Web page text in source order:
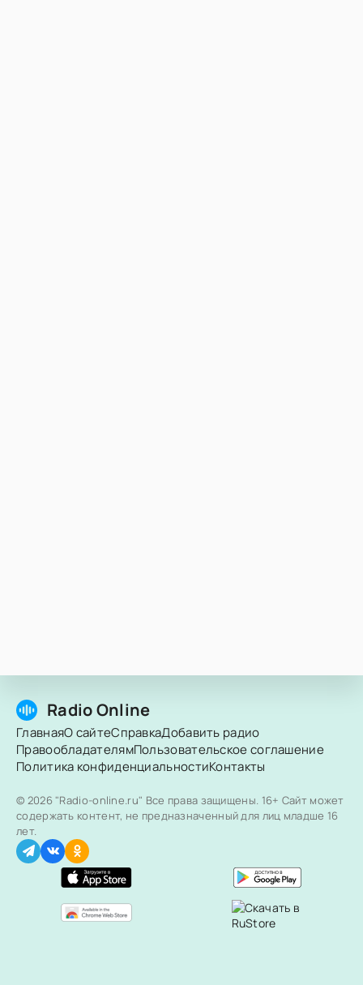
Radio Online
ГлавнаяО сайтеСправкаДобавить радио
ПравообладателямПользовательское соглашение
Политика конфиденциальностиКонтакты
© 2026 "Radio-online.ru" Все права защищены. 16+ Сайт может
содержать контент, не предназначенный для лиц младше 16
лет.